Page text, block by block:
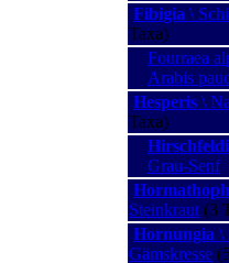
Fibigia \
Taxa)
Fourraea
Arabis
Hesperis \
Taxa)
Grau-Senf
Steinkraut (3
Hornungia \
Gämskresse